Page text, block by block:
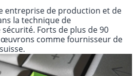
entreprise de production et de
la technique de
Forts de plus de 90
comme fournisseur de